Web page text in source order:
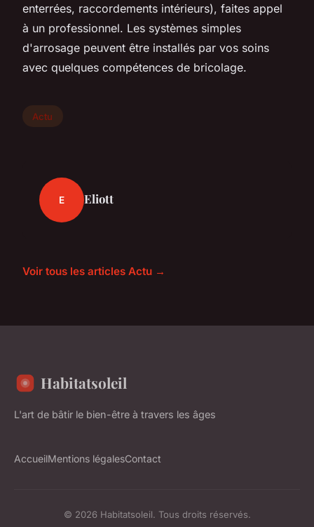
enterrées, raccordements intérieurs), faites appel
à un professionnel. Les systèmes simples
d'arrosage peuvent être installés par vos soins
avec quelques compétences de bricolage.
Actu
E Eliott
Voir tous les articles Actu →
Habitatsoleil
L'art de bâtir le bien-être à travers les âges
AccueilMentions légalesContact
© 2026 Habitatsoleil. Tous droits réservés.